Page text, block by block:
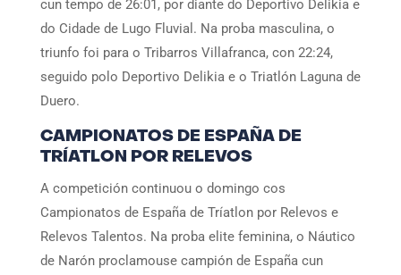
cun tempo de 26:01, por diante do Deportivo Delikia e
do Cidade de Lugo Fluvial. Na proba masculina, o
triunfo foi para o Tribarros Villafranca, con 22:24,
seguido polo Deportivo Delikia e o Triatlón Laguna de
Duero.
CAMPIONATOS DE ESPAÑA DE
TRÍATLON POR RELEVOS
A competición continuou o domingo cos
Campionatos de España de Tríatlon por Relevos e
Relevos Talentos. Na proba elite feminina, o Náutico
de Narón proclamouse campión de España cun